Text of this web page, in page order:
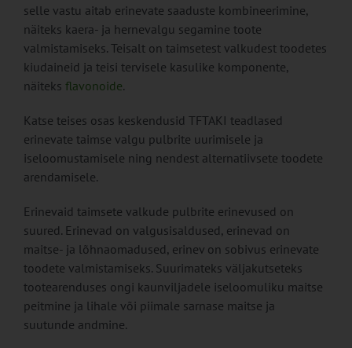
selle vastu aitab erinevate saaduste kombineerimine,
näiteks kaera- ja hernevalgu segamine toote
valmistamiseks. Teisalt on taimsetest valkudest toodetes
kiudaineid ja teisi tervisele kasulike komponente,
näiteks flavonoide.
Katse teises osas keskendusid TFTAKI teadlased
erinevate taimse valgu pulbrite uurimisele ja
iseloomustamisele ning nendest alternatiivsete toodete
arendamisele.
Erinevaid taimsete valkude pulbrite erinevused on
suured. Erinevad on valgusisaldused, erinevad on
maitse- ja lõhnaomadused, erinev on sobivus erinevate
toodete valmistamiseks. Suurimateks väljakutseteks
tootearenduses ongi kaunviljadele iseloomuliku maitse
peitmine ja lihale või piimale sarnase maitse ja
suutunde andmine.